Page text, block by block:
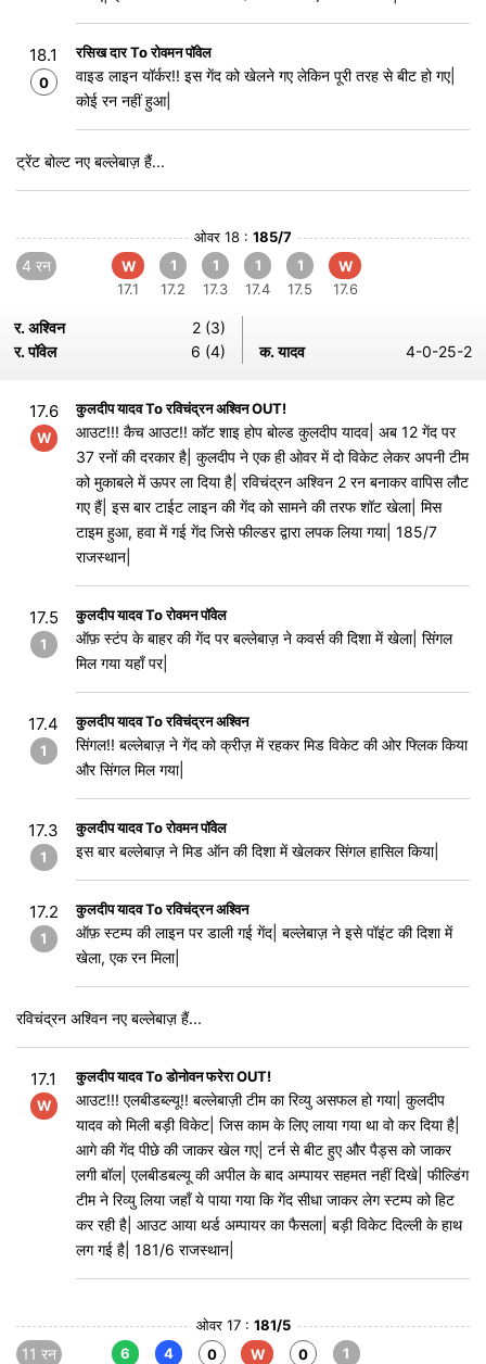
18.1
0
रसिख दार To रोवमन पॉवेल
वाइड लाइन यॉर्कर!! इस गेंद को खेलने गए लेकिन पूरी तरह से बीट हो गए|
कोई रन नहीं हुआ|
ट्रेंट बोल्ट नए बल्लेबाज़ हैं...
ओवर 18 : 185/7
4 रन
W
17.1
1
17.2
1
17.3
1
17.4
1
17.5
W
17.6
र. अश्विन
2 (3)
र. पॉवेल
6 (4) क. यादव 4-0-25-2
17.6
W
कुलदीप यादव To रविचंद्रन अश्विन OUT!
आउट!!! कैच आउट!! कॉट शाइ होप बोल्ड कुलदीप यादव| अब 12 गेंद पर
37 रनों की दरकार है| कुलदीप ने एक ही ओवर में दो विकेट लेकर अपनी टीम
को मुकाबले में ऊपर ला दिया है| रविचंद्रन अश्विन 2 रन बनाकर वापिस लौट
गए हैं| इस बार टाईट लाइन की गेंद को सामने की तरफ शॉट खेला| मिस
टाइम हुआ, हवा में गई गेंद जिसे फील्डर द्वारा लपक लिया गया| 185/7
राजस्थान|
17.5
1
कुलदीप यादव To रोवमन पॉवेल
ऑफ़ स्टंप के बाहर की गेंद पर बल्लेबाज़ ने कवर्स की दिशा में खेला| सिंगल
मिल गया यहाँ पर|
17.4
1
कुलदीप यादव To रविचंद्रन अश्विन
सिंगल!! बल्लेबाज़ ने गेंद को क्रीज़ में रहकर मिड विकेट की ओर फ्लिक किया
और सिंगल मिल गया|
17.3
1
कुलदीप यादव To रोवमन पॉवेल
इस बार बल्लेबाज़ ने मिड ऑन की दिशा में खेलकर सिंगल हासिल किया|
17.2
1
कुलदीप यादव To रविचंद्रन अश्विन
ऑफ़ स्टम्प की लाइन पर डाली गई गेंद| बल्लेबाज़ ने इसे पॉइंट की दिशा में
खेला, एक रन मिला|
रविचंद्रन अश्विन नए बल्लेबाज़ हैं...
17.1
W
कुलदीप यादव To डोनोवन फरेरा OUT!
आउट!!! एलबीडब्ल्यू!! बल्लेबाज़ी टीम का रिव्यु असफल हो गया| कुलदीप
यादव को मिली बड़ी विकेट| जिस काम के लिए लाया गया था वो कर दिया है|
आगे की गेंद पीछे की जाकर खेल गए| टर्न से बीट हुए और पैड्स को जाकर
लगी बॉल| एलबीडबल्यू की अपील के बाद अम्पायर सहमत नहीं दिखे| फील्डिंग
टीम ने रिव्यु लिया जहाँ ये पाया गया कि गेंद सीधा जाकर लेग स्टम्प को हिट
कर रही है| आउट आया थर्ड अम्पायर का फैसला| बड़ी विकेट दिल्ली के हाथ
लग गई है| 181/6 राजस्थान|
ओवर 17 : 181/5
11 रन
6
4
0
W
0
1